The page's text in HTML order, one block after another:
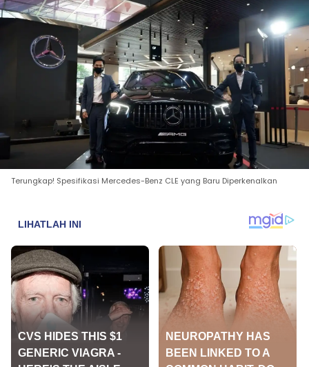
Terungkap! Spesifikasi Mercedes-Benz CLE yang Baru Diperkenalkan